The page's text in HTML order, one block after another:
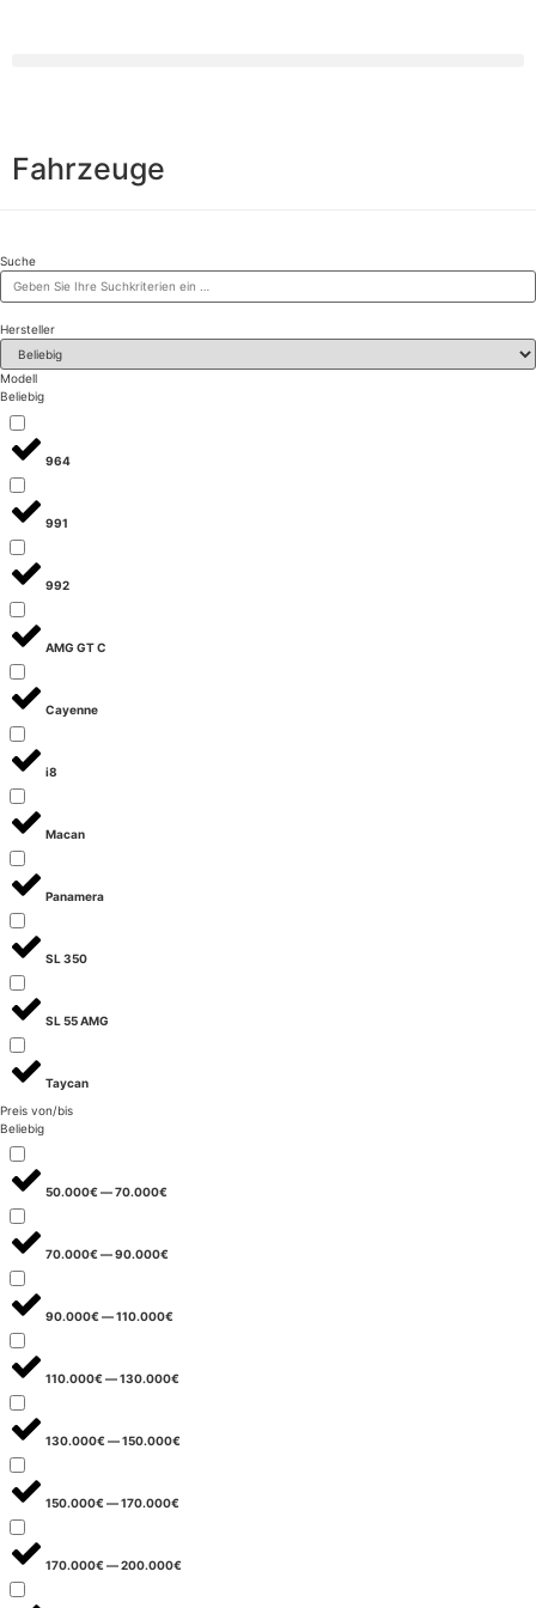
Fahrzeuge
Suche
Hersteller
Modell
Beliebig
964
991
992
AMG GT C
Cayenne
i8
Macan
Panamera
SL 350
SL 55 AMG
Taycan
Preis von/bis
Beliebig
50.000€ — 70.000€
70.000€ — 90.000€
90.000€ — 110.000€
110.000€ — 130.000€
130.000€ — 150.000€
150.000€ — 170.000€
170.000€ — 200.000€